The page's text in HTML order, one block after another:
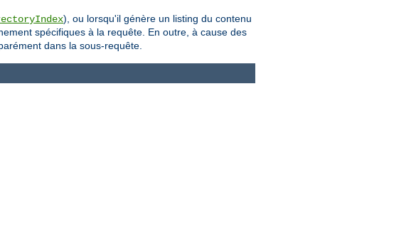
), ou lorsqu'il génère un listing du contenu
spécifiques à la requête. En outre, à cause des
dans la sous-requête.